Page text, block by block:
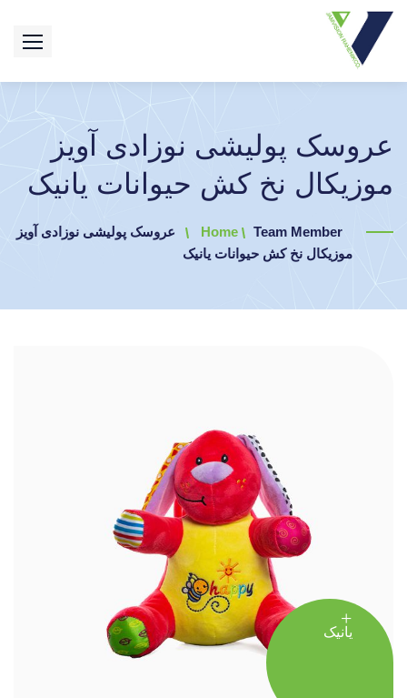
عروسک پولیشی نوزادی آویز
موزیکال نخ کش حیوانات یانیک
Home Team Member
عروسک پولیشی نوزادی آویز
موزیکال نخ کش حیوانات یانیک
یانیک